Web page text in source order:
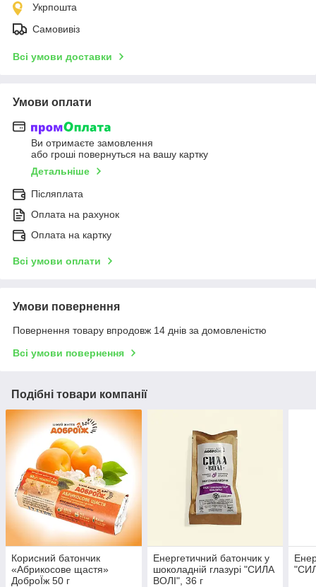
Укрпошта
Самовивіз
Всі умови доставки
Умови оплати
Ви отримаєте замовлення
або гроші повернуться на вашу картку
Детальніше
Післяплата
Оплата на рахунок
Оплата на картку
Всі умови оплати
Умови повернення
Повернення товару впродовж 14 днів за домовленістю
Всі умови повернення
Подібні товари компанії
Корисний батончик
«Абрикосове щастя»
ДоброЇж 50 г
Енергетичний батончик у
шоколадній глазурі "СИЛА
ВОЛІ", 36 г